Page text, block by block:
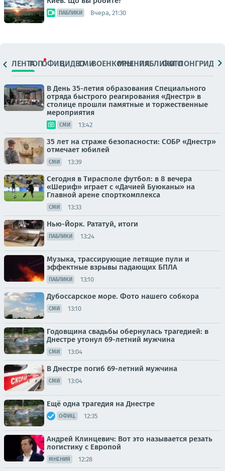
ПАБЛИКИ Вчера, 21:30
ЛЕНТАТОПОФИЦ.ВИДЕОСМИВОЕНКОРЫМНЕНИЯПАБЛИКИ
ФОТОЛОНГРИДЫ
В День 35-летия образования Специального
отряда быстрого реагирования «Днестр» в
столице прошли памятные и торжественные
мероприятия
СМИ 13:42
35 лет на страже безопасности: СОБР «Днестр»
отмечает юбилей
СМИ 13:39
Сегодня в Тирасполе футбол: в 8 вечера
«Шериф» играет с «Дачией Буюканы» на
Главной арене спорткомплекса
СМИ 13:33
Нью-Йорк. Рататуй, итоги
ПАБЛИКИ 13:24
Музыка, трассирующие летящие пули и
эффектные взрывы падающих БПЛА
ПАБЛИКИ 13:10
Дубоссарское море. Фото нашего собкора
СМИ 13:10
Годовщина свадьбы обернулась трагедией: в
Днестре утонул 69-летний мужчина
СМИ 13:04
В Днестре погиб 69-летний мужчина
СМИ 13:04
Ещё одна трагедия на Днестре
ОФИЦ. 12:35
Андрей Клинцевич: Вот это называется резать
логистику с Европой
МНЕНИЯ 12:28